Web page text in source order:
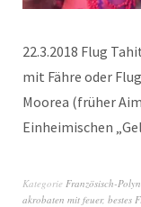
22.3.2018 Flug
mit Fähre oder
Moorea (früher
Einheimischen
Kategorie Französisch-
akrobaten mit feuer, bestes